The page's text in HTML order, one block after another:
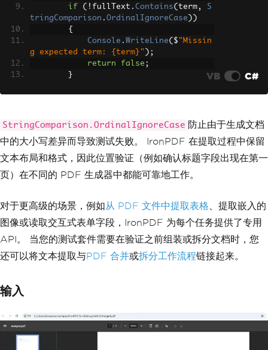
if
(! fullText . Contains( term,
S
tringComparison . OrdinalIgnoreCase ))
{
Console . WriteLine( $ "Missin
g expected term: {term}" );
return
false ;
}
pdf PageCount >
{
string firstPageText = pdf.Ext
ractTextFromPage(0);
firstPageText Contains
nvoice #") && !firstPageText.Contains
{
Console
.WriteLine ("Header
validation failed"
return
false ;
}
}
VB C#
StringComparison.OrdinalIgnoreCase 防止由于生成文档
中的大小写差异而导致测试失败。 IronPDF 在提取过程中保留
文本布局和格式，因此位置验证（例如确认标题字段出现在第一
页）在不同的 PDF 生成器中都能可靠地工作。
对于更高级的场景，例如从 PDF 文件中提取表格 、提取嵌入的
图像或读取交互式表单字段，IronPDF 为每个任务提供了专用
API。 当您的测试套件需要在验证之前组装或拆分文档时，您
还可以将文本提取与PDF 合并或拆分工作流程链接起来。
输入